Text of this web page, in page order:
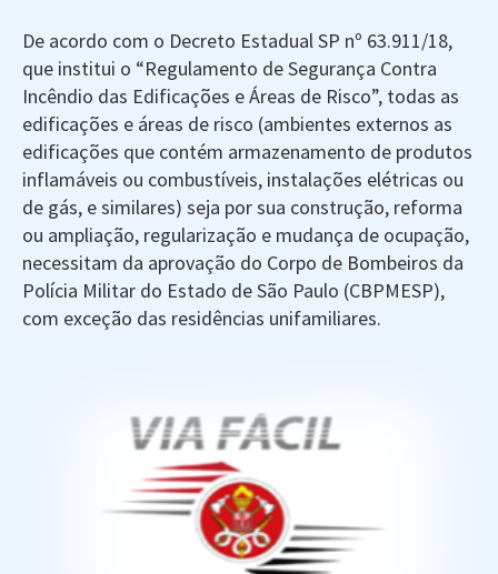
De acordo com o Decreto Estadual SP nº 63.911/18,
que institui o “Regulamento de Segurança Contra
Incêndio das Edificações e Áreas de Risco”, todas as
edificações e áreas de risco (ambientes externos as
edificações que contém armazenamento de produtos
inflamáveis ou combustíveis, instalações elétricas ou
de gás, e similares) seja por sua construção, reforma
ou ampliação, regularização e mudança de ocupação,
necessitam da aprovação do Corpo de Bombeiros da
Polícia Militar do Estado de São Paulo (CBPMESP),
com exceção das residências unifamiliares.